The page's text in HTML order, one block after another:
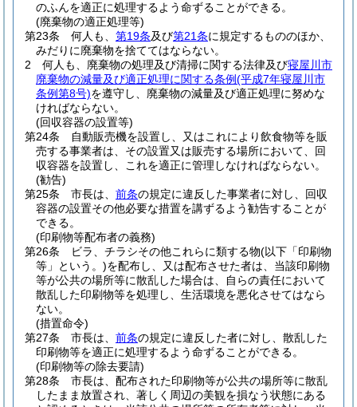
のふんを適正に処理するよう命ずることができる。
(廃棄物の適正処理等)
第23条
何人も、 第19条及び第21条に規定するもののほか、
みだりに廃棄物を捨ててはならない。
2
何人も、廃棄物の処理及び清掃に関する法律及び寝屋川市
廃棄物の減量及び適正処理に関する条例(平成7年寝屋川市
条例第8号)を遵守し、廃棄物の減量及び適正処理に努めな
ければならない。
(回収容器の設置等)
第24条
自動販売機を設置し、又はこれにより飲食物等を販
売する事業者は、その設置又は販売する場所において、回
収容器を設置し、これを適正に管理しなければならない。
(勧告)
第25条
市長は、 前条の規定に違反した事業者に対し、回収
容器の設置その他必要な措置を講ずるよう勧告することが
できる。
(印刷物等配布者の義務)
第26条
ビラ、チラシその他これらに類する物(以下「印刷物
等」という。)を配布し、又は配布させた者は、当該印刷物
等が公共の場所等に散乱した場合は、自らの責任において
散乱した印刷物等を処理し、生活環境を悪化させてはなら
ない。
(措置命令)
第27条
市長は、 前条の規定に違反した者に対し、散乱した
印刷物等を適正に処理するよう命ずることができる。
(印刷物等の除去要請)
第28条
市長は、配布された印刷物等が公共の場所等に散乱
したまま放置され、著しく周辺の美観を損なう状態にある